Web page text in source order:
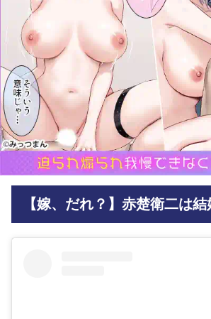
【嫁、だれ？】赤楚衛二は結